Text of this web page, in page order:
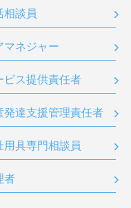
相談員
マネジャー
ビス提供責任者
発達支援管理責任者
用具専門相談員
者